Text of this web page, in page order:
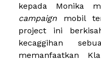
kepada Monika
campaign mobil
project ini
kecaggihan
memanfaatkan